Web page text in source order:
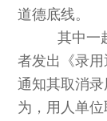
道德底线。
其中一
者发出《录
通知其取消
为，用人单